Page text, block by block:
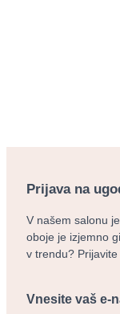
Prijava na
V našem salonu
oboje je izjemno
v trendu?
Vnesite vaš e-